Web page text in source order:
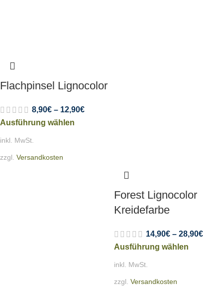
Flachpinsel Lignocolor
8,90€ – 12,90€
Ausführung wählen
inkl. MwSt.
zzgl. Versandkosten
Forest Lignocolor
Kreidefarbe
14,90€ – 28,90€
Ausführung wählen
inkl. MwSt.
zzgl. Versandkosten